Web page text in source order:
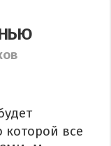
все